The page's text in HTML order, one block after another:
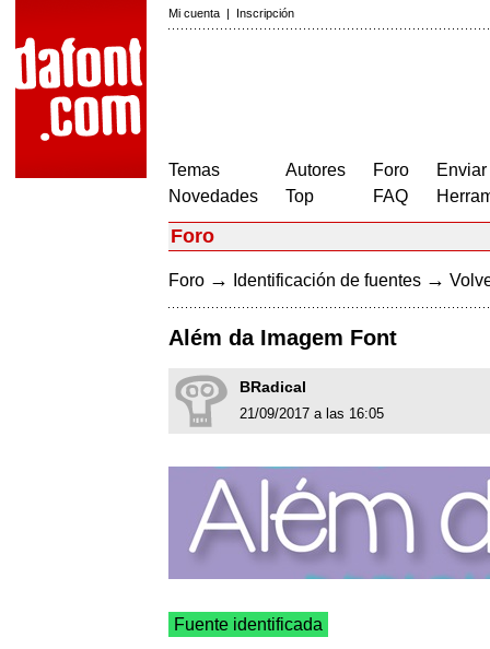
Mi cuenta | Inscripción
Temas
Novedades
Autores
Top
Foro
FAQ
Foro
Foro → Identificación de fuentes →
Além da Imagem Font
BRadical
21/09/2017 a las 16:05
Fuente identificada